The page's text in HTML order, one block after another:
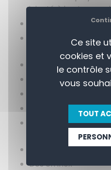
injecté à haute
Angles intérieurs
Réévaporation
Dégivrage
Régulation
Froid ventilé
Panneau de
Groupe tropicalisé
Dos en inox
Ce site
cookies et
le contrôle
vous
TOUT